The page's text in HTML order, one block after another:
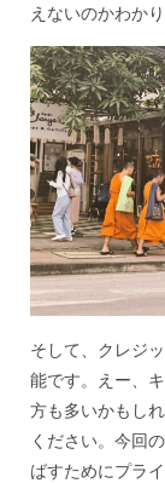
えないのかわか
そして、クレジ
能です。えー、
方も多いかもし
ください。今回
ばすためにプラ